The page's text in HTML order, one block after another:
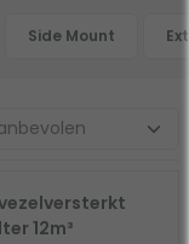
en alle
werkt? Lees dan
Side Mount
12m³